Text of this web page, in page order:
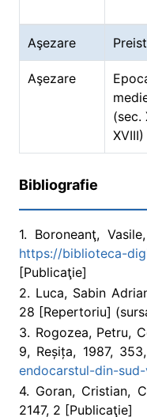
Aşezare
Aşezare
(sec.
XVIII)
Bibliografie
1. Boroneanţ,
https://biblioteca-
[Publicaţie]
2. Luca, Sabin
28 [Repertoriu]
3. Rogozea, Petru,
9, Reșița, 1987, 353,
endocarstul-din-
4. Goran, Cristian,
2147, 2 [Publicaţie]